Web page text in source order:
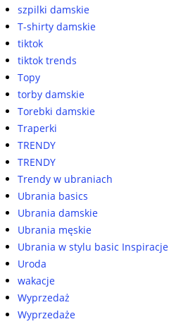
szpilki damskie
T-shirty damskie
tiktok
tiktok trends
Topy
torby damskie
Torebki damskie
Traperki
TRENDY
TRENDY
Trendy w ubraniach
Ubrania basics
Ubrania damskie
Ubrania męskie
Ubrania w stylu basic Inspiracje
Uroda
wakacje
Wyprzedaż
Wyprzedaże